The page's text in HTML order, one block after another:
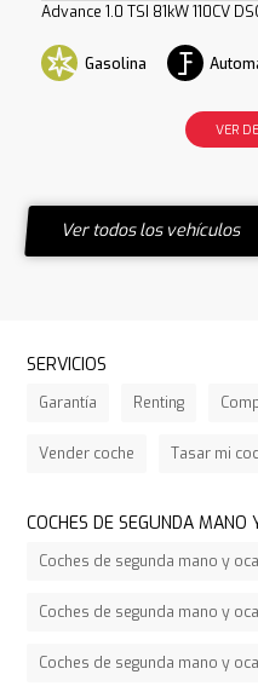
Advance 1.0 TSI 81kW 110CV
Gasolina
VER
Ver todos los vehículos
SERVICIOS
Garantía Renting
Vender coche Tasar mi
COCHES DE SEGUNDA MANO
Coches de segunda mano y
Coches de segunda mano y
Coches de segunda mano y